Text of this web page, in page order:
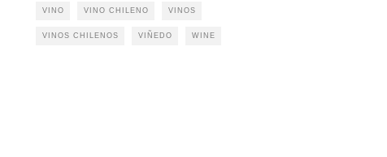
VINO VINO CHILENO VINOS
VINOS CHILENOS VIÑEDO WINE